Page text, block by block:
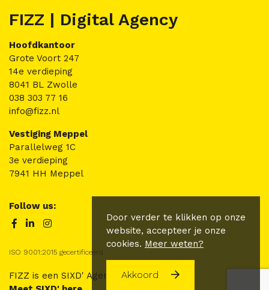
FIZZ | Digital Agency
Hoofdkantoor
Grote Voort 247
14e verdieping
8041 BL Zwolle
038 303 77 16
info@fizz.nl
Vestiging Meppel
Parallelweg 1C
3e verdieping
7941 HH Meppel
Follow us:
ISO 9001:2015 gecertificeerd
FIZZ is een SIXD' Agency.
Door verder te klikken op onze
website, accepteer je onze
cookies. Meer weten?
Akkoord